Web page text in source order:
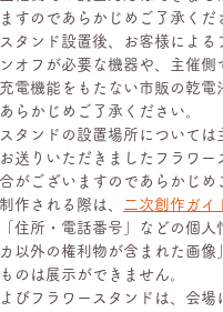
すのであらかじめご了承くだ
スタンド設置後、お客様によ
ンオフが必要な機器や、主催
電機能をもたない市販の乾
らかじめご了承ください。
スタンドの設置場所について
お送りいただきましたフラワ
がございますのであらかじめ
作される際は、
二次創作ガイ
「住所・電話番号」などの個
以外の権利物が含まれた画
のは展示ができません。
よびフラワースタンドは、会